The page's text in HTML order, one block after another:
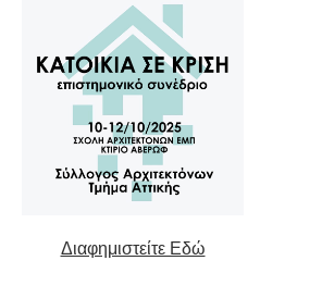
Διαφημιστείτε Εδώ